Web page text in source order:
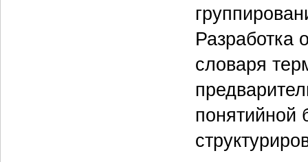
Разработка
словаря
понятийной